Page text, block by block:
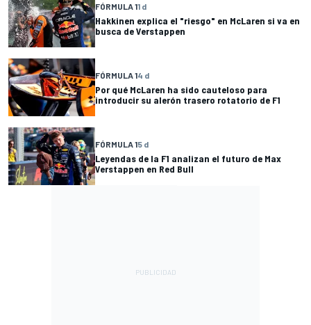
FÓRMULA 11 d
Hakkinen explica el "riesgo" en McLaren si va en
busca de Verstappen
FÓRMULA 14 d
Por qué McLaren ha sido cauteloso para
introducir su alerón trasero rotatorio de F1
FÓRMULA 15 d
Leyendas de la F1 analizan el futuro de Max
Verstappen en Red Bull